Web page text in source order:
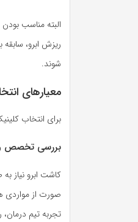
البته مناسب
ریزش ابرو،
شوند.
معیارهای
برای انتخاب
بررسی تخصص و
کاشت ابرو نیاز
صورت از مواردی
تجربه تیم